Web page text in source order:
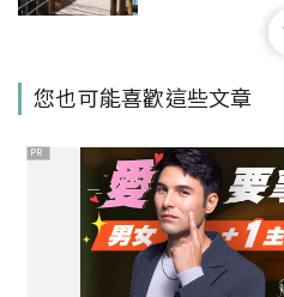
京散置千件藝
這3間京都祈
寺、戀愛神社
島佐賀祐德稻
您也可能喜歡這些文章
PR